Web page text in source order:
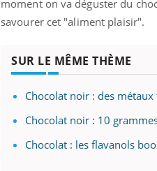
moment on va déguster du
savourer cet "aliment plaisir".
SUR LE MÊME THÈME
Chocolat noir : des
Chocolat noir : 10
Chocolat : les flavanols